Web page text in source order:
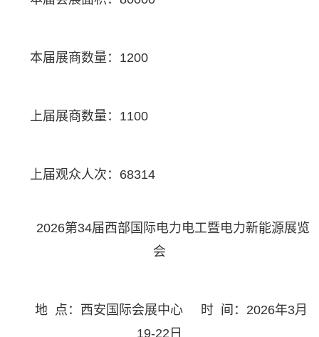
本届展商数量：1200
上届展商数量：1100
上届观众人次：68314
2026第34届西部国际电力电工暨电力新能源展览
会
地 点：西安国际会展中心 时 间：2026年3月
19-22日